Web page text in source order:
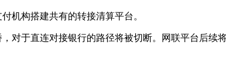
构搭建共有的转接清算平台。
于直连对接银行的路径将被切断。网联平台后续